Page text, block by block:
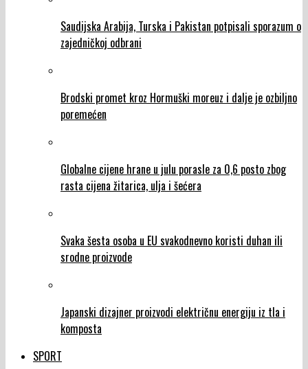
Saudijska Arabija, Turska i Pakistan potpisali sporazum o
zajedničkoj odbrani
Brodski promet kroz Hormuški moreuz i dalje je ozbiljno
poremećen
Globalne cijene hrane u julu porasle za 0,6 posto zbog
rasta cijena žitarica, ulja i šećera
Svaka šesta osoba u EU svakodnevno koristi duhan ili
srodne proizvode
Japanski dizajner proizvodi električnu energiju iz tla i
komposta
SPORT